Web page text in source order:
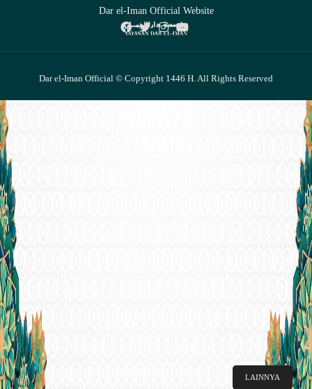
LAINNYA
Dar el-Iman Official Website
Dar el-Iman Official © Copyright 1446 H. All Rights Reserved